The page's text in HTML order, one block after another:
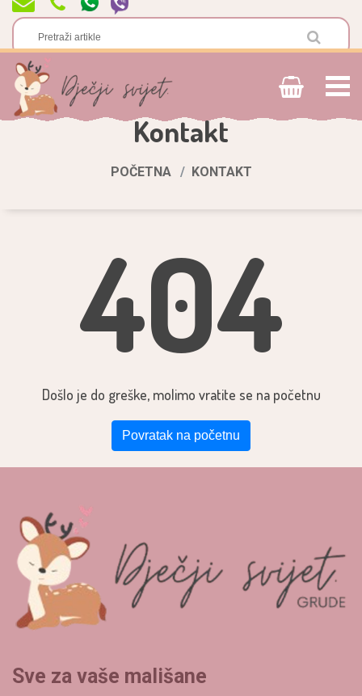
Kontakt
POČETNA KONTAKT
404
Došlo je do greške, molimo vratite se na početnu
Povratak na početnu
Sve za vaše mališane